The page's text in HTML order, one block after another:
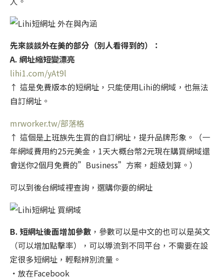
先來談談外在美的部分（別人看得到的）：
A. 網址縮短變漂亮
lihi1.com/yAt9l
↑ 這是免費版本的短網址，只能使用Lihi的網域，也無法
自訂網址。
mrworker.tw/部落格
↑ 這個是上班族先生買的自訂網址，提升品牌形象。（一
年網域費用約25元美金，1天大概台幣2元現在購買網域還
會送你2個月免費的”Business”方案，超級划算。）
可以到後台網域裡查詢，選購你要的網址
B. 短網址後面增加參數 ，參數可以是中文的也可以是英文
（可以增加點擊率），可以導流到不同平台，不需要在設
定很多短網址，輕鬆辨別流量。
・放在Facebook